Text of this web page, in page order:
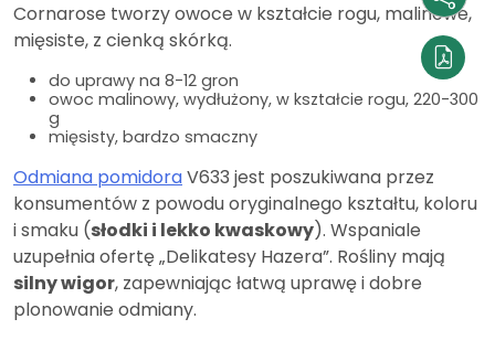
Cornarose tworzy owoce w kształcie rogu, malinowe,
mięsiste, z cienką skórką.
do uprawy na 8-12 gron
owoc malinowy, wydłużony, w kształcie rogu, 220-300
g
mięsisty, bardzo smaczny
Odmiana pomidoraV633 jest poszukiwana przez
konsumentów z powodu oryginalnego kształtu, koloru
i smaku (słodki i lekko kwaskowy). Wspaniale
uzupełnia ofertę „Delikatesy Hazera”. Rośliny mają
silny wigor, zapewniając łatwą uprawę i dobre
plonowanie odmiany.